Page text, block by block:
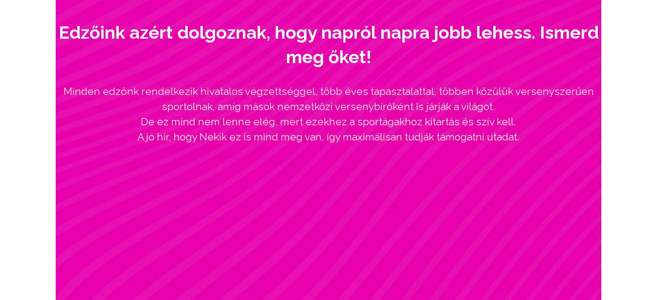
Edzőink azért dolgoznak, hogy napról napra jobb lehess. Ismerd
meg őket!
Minden edzőnk rendelkezik hivatalos végzettséggel, több éves tapasztalattal, többen közülük versenyszerűen
sportolnak, amíg mások nemzetközi versenybíróként is járják a világot.
De ez mind nem lenne elég, mert ezekhez a sportágakhoz kitartás és szív kell.
A jó hír, hogy Nekik ez is mind meg van, így maximálisan tudják támogatni utadat.